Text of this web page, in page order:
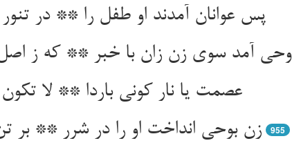
پس عوانان آمدند او طفل را ** در تنور
وحی آمد سوی زن زان با خبر ** که ز
عصمت یا نار کونی باردا ** لا تکون
زن بوحی انداخت او را در شرر ** بر
955